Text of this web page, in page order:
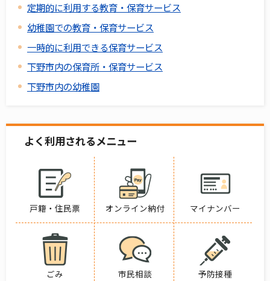
定期的に利用する教育・保育サービス
幼稚園での教育・保育サービス
一時的に利用できる保育サービス
下野市内の保育所・保育サービス
下野市内の幼稚園
よく利用されるメニュー
戸籍・住民票 オンライン納付 マイナンバー
ごみ 市民相談 予防接種